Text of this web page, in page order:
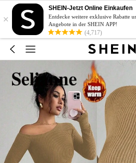
×
SHEIN-Jetzt Online Einkaufen
Entdecke weitere exklusive Rabatte
Angebote in der SHEIN APP!
(4,717)